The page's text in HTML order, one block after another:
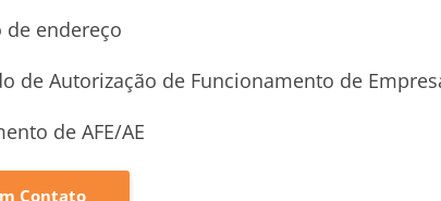
de endereço
de Autorização de Funcionamento de
de AFE/AE
Contato